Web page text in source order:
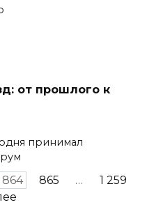
от прошлого к
принимал
864 865 …
1 259